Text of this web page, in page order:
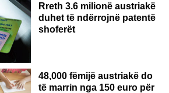
Rreth 3.6 milionë austriakë
duhet të ndërrojnë patentë
shoferët
48,000 fëmijë austriakë do
të marrin nga 150 euro për